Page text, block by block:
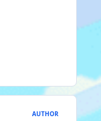
AUTHOR